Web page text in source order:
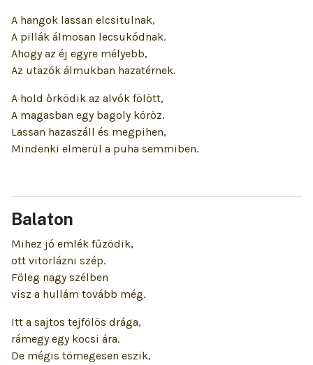
A hangok lassan elcsitulnak,
A pillák álmosan lecsukódnak.
Ahogy az éj egyre mélyebb,
Az utazók álmukban hazatérnek.
A hold őrködik az alvók fölött,
A magasban egy bagoly köröz.
Lassan hazaszáll és megpihen,
Mindenki elmerül a puha semmiben.
Balaton
Mihez jó emlék fűzödik,
ott vitorlázni szép.
Főleg nagy szélben
visz a hullám tovább még.
Itt a sajtos tejfölös drága,
rámegy egy kocsi ára.
De mégis tömegesen eszik,